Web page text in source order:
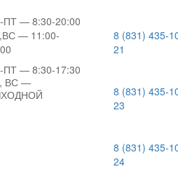
ПТ — 8:30-20:00
— 11:00-
ПТ — 8:30-17:30
ВС—
8 (831) 435-
21
8 (831) 435-
23
8 (831) 435-
24